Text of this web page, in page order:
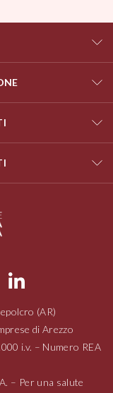
(AR)
di Arezzo
i.v. – Numero REA
– Per una salute